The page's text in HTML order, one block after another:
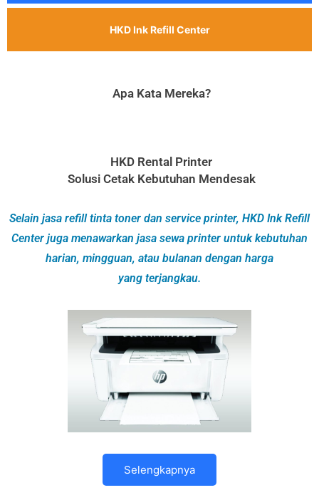
HKD Ink Refill Center
Apa Kata Mereka?
HKD Rental Printer
Solusi Cetak Kebutuhan Mendesak
Selain jasa refill tinta toner dan service printer, HKD Ink Refill
Center juga menawarkan jasa sewa printer untuk kebutuhan
harian, mingguan, atau bulanan dengan harga
yang terjangkau.
Selengkapnya